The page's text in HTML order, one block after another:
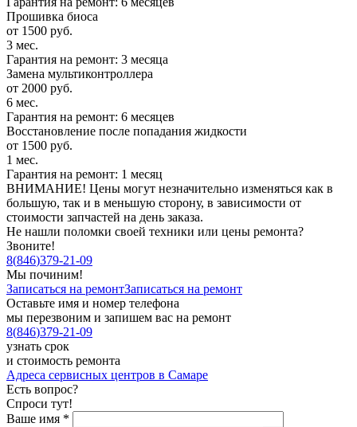
Прошивка биоса
от 1500 руб.
3 мес.
Гарантия на ремонт: 3 месяца
Замена мультиконтроллера
от 2000 руб.
6 мес.
Гарантия на ремонт: 6 месяцев
Восстановление после попадания жидкости
от 1500 руб.
1 мес.
Гарантия на ремонт: 1 месяц
ВНИМАНИЕ! Цены могут незначительно изменяться как в
большую, так и в меньшую сторону, в зависимости от
стоимости запчастей на день заказа.
Не нашли поломки своей техники или цены ремонта?
Звоните!
8(846)379-21-09
Мы починим!
Записаться на ремонтЗаписаться на ремонт
Оставьте имя и номер телефона
мы перезвоним и запишем вас на ремонт
8(846)379-21-09
узнать срок
и стоимость ремонта
Адреса сервисных центров в Самаре
Есть вопрос?
Спроси тут!
Ваше имя *